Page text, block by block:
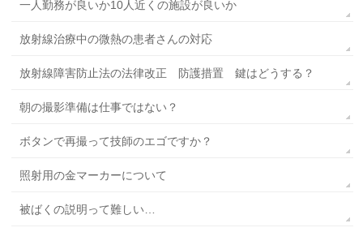
一人勤務が良いか10人近くの施設が良いか
放射線治療中の微熱の患者さんの対応
放射線障害防止法の法律改正 防護措置 鍵はどうする？
朝の撮影準備は仕事ではない？
ボタンで再撮って技師のエゴですか？
照射用の金マーカーについて
被ばくの説明って難しい…